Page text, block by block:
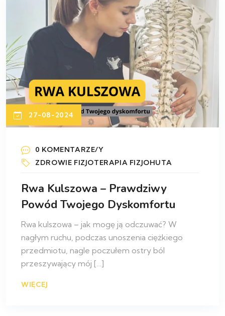
27-08-2024
0 KOMENTARZE/Y
ZDROWIE FIZJOTERAPIA FIZJOHUTA
Rwa Kulszowa – Prawdziwy
Powód Twojego Dyskomfortu
Rwa kulszowa – jak mogę ją odczuwać? W
nagłym ruchu, podczas unoszenia ciężkiego
przedmiotu, nagle poczułem ostry ból
przeszywający mój […]
WIĘCEJ